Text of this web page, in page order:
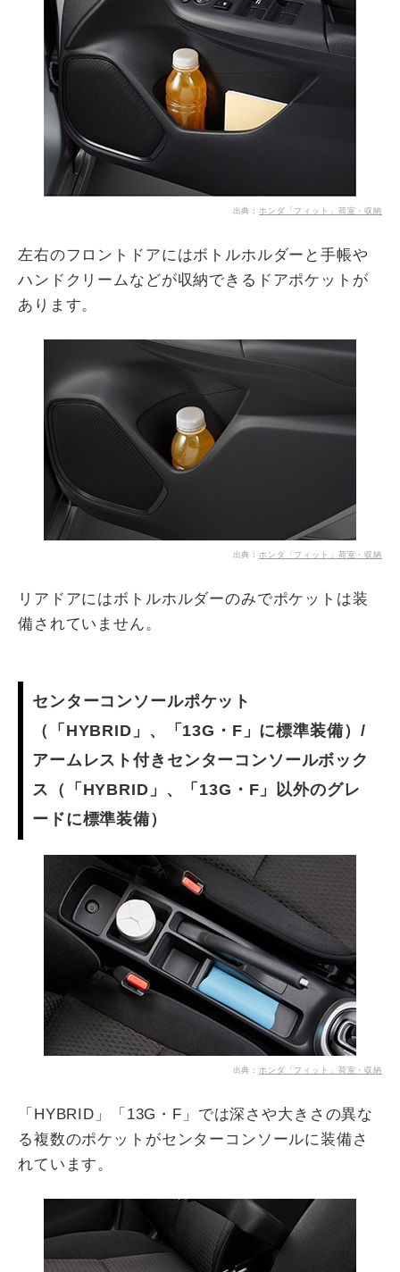
出典： ホンダ「フィット」荷室・収納
左右のフロントドアにはボトルホルダーと手帳や
ハンドクリームなどが収納できるドアポケットが
あります。
出典： ホンダ「フィット」荷室・収納
リアドアにはボトルホルダーのみでポケットは装
備されていません。
センターコンソールポケット
（「HYBRID」、「13G・F」に標準装備）/
アームレスト付きセンターコンソールボック
ス（「HYBRID」、「13G・F」以外のグレ
ードに標準装備）
出典： ホンダ「フィット」荷室・収納
「HYBRID」「13G・F」では深さや大きさの異な
る複数のポケットがセンターコンソールに装備さ
れています。